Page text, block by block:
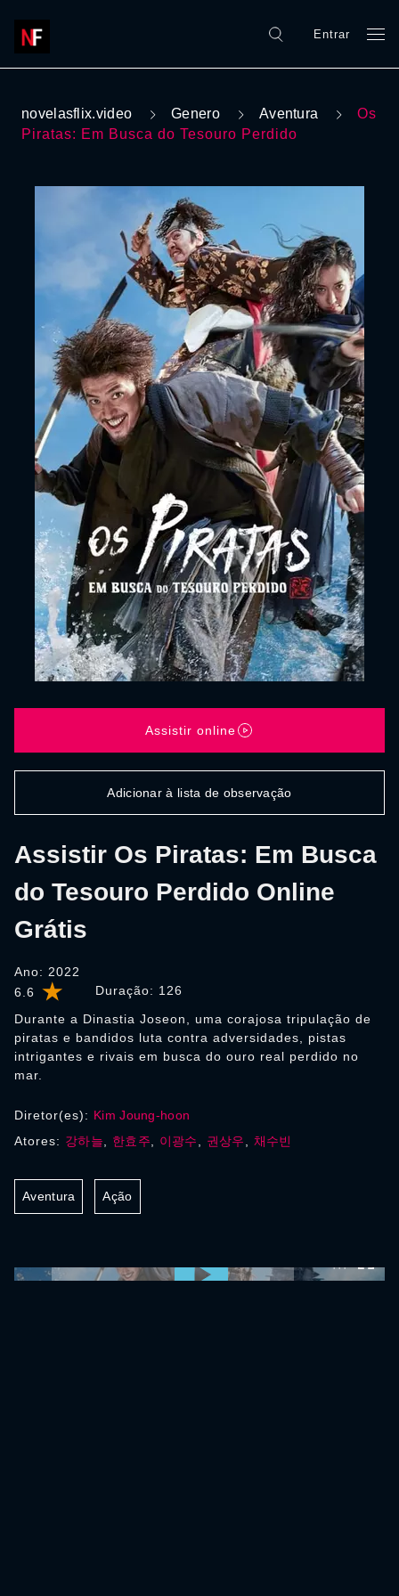
Entrar
novelasflix.video Genero Aventura
Os
Piratas: Em Busca do Tesouro Perdido
6.6 Duração: 126
Assistir Os Piratas: Em Busca
do Tesouro Perdido Online
Grátis
Ano: 2022
Durante a Dinastia Joseon, uma corajosa tripulação de
piratas e bandidos luta contra adversidades, pistas
intrigantes e rivais em busca do ouro real perdido no
mar.
Assistir online
Adicionar à lista de observação
Diretor(es): Kim Joung-hoon
Atores: 강하늘 한효주 이광수 권상우 채수빈
Aventura Ação